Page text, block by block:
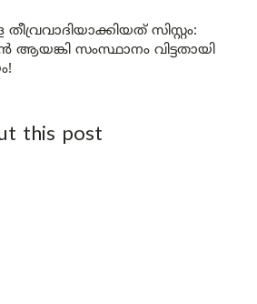
സിസ്റ്റം:
സംസ്ഥാനം വിട്ടതായി
this post